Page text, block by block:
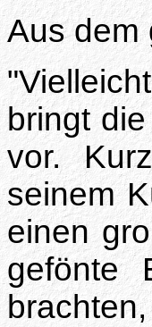
Aus dem
bringt
vor.
seinem
einen
gefönte